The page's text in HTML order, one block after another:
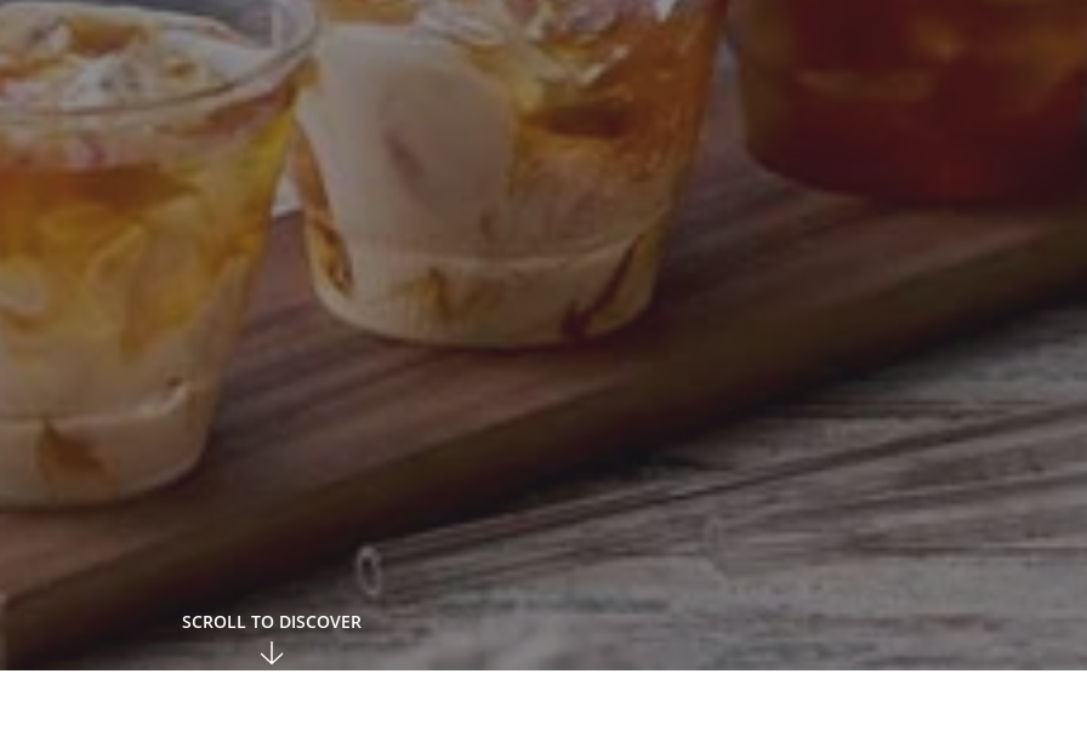
SCROLL TO DISCOVER